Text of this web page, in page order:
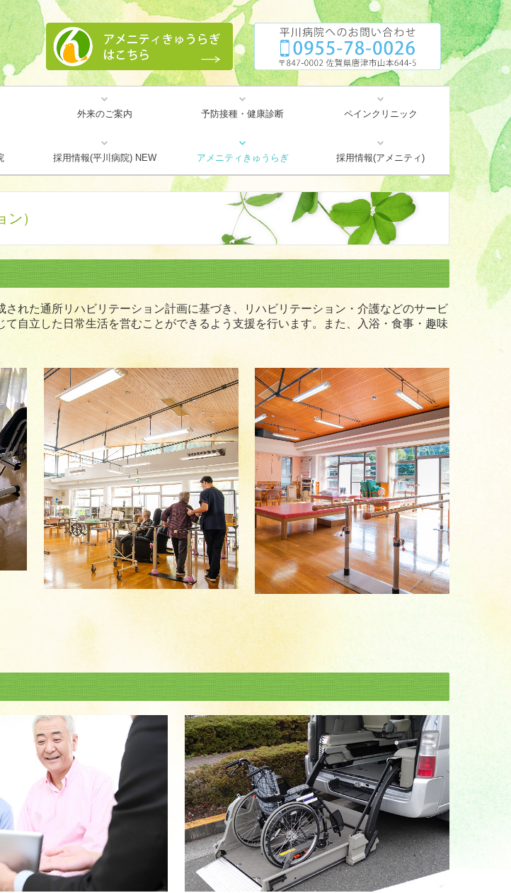
外来のご案内
頭痛外来
検査について
プラセンタ注射
リハビリテーション
予防接種・健康診断 ペインクリニック
医師紹介
どんなお悩みですか？
当院で行う治療
採用情報(平川病院) NEW アメニティきゅうらぎ
介護老人保健施設
通所リハビリテーション
短期入所療養介護
訪問リハビリ
居宅介護支援事業所
アメニティだより(広報誌)
感染対策内容掲載ページ
地域貢献活動
採用情報(アメニティ)
）
れた通所リハビリテーション計画に基づき、リハビリテーション・介護などのサービ
自立した日常生活を営むことができるよう支援を行います。また、入浴・食事・趣味